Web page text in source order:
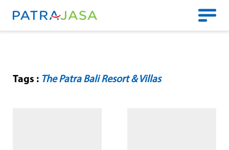
Tags : The Patra Bali Resort & Villas